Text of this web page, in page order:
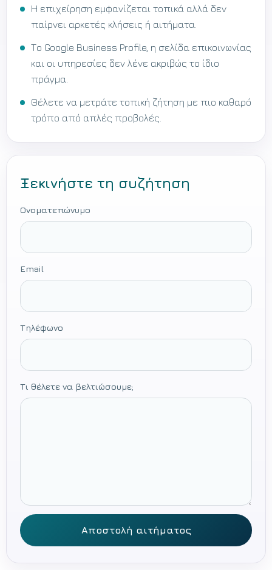
Η επιχείρηση εμφανίζεται τοπικά αλλά δεν
παίρνει αρκετές κλήσεις ή αιτήματα.
Το Google Business Profile, η σελίδα επικοινωνίας
και οι υπηρεσίες δεν λένε ακριβώς το ίδιο
πράγμα.
Θέλετε να μετράτε τοπική ζήτηση με πιο καθαρό
τρόπο από απλές προβολές.
Ξεκινήστε τη συζήτηση
Ονοματεπώνυμο
Email
Τηλέφωνο
Τι θέλετε να βελτιώσουμε;
Αποστολή αιτήματος